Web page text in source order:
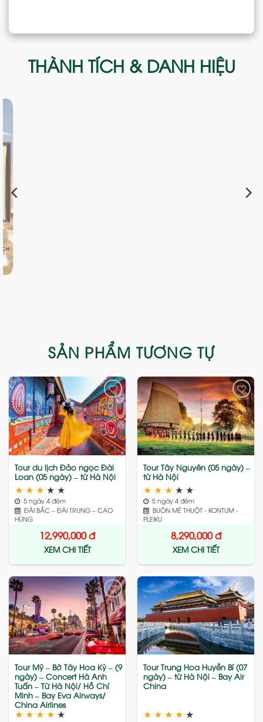
THÀNH TÍCH & DANH HIỆU
SẢN PHẨM TƯƠNG TỰ
Add
to
wishlist
Tour du lịch Đảo ngọc Đài
Loan (05 ngày) – từ Hà Nội
★ ★ ★ ★ ★
5 ngày 4 đêm
ĐÀI BẮC – ĐÀI TRUNG – CAO
HÙNG
12,990,000đ
XEM CHI TIẾT
Add
to
wishlist
Tour Tây Nguyên (05 ngày) –
từ Hà Nội
★ ★ ★ ★ ★
5 ngày 4 đêm
BUÔN MÊ THUỘT - KONTUM -
PLEIKU
8,290,000đ
XEM CHI TIẾT
Add
to
wishlist
Tour Mỹ – Bờ Tây Hoa Kỳ – (9
ngày) – Concert Hà Anh
Tuấn – Từ Hà Nội/ Hồ Chí
Minh – Bay Eva Airways/
China Airlines
★ ★ ★ ★ ★
Add
to
wishlist
Tour Trung Hoa Huyền Bí (07
ngày) – từ Hà Nội – Bay Air
China
★ ★ ★ ★ ★